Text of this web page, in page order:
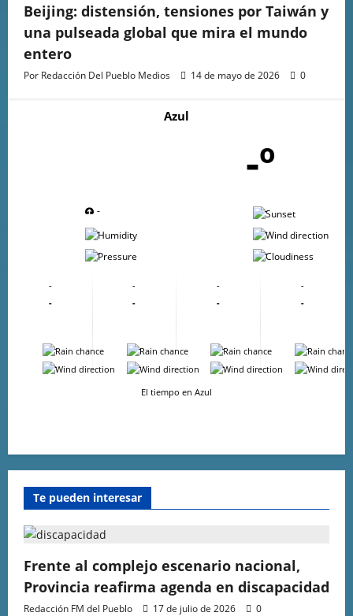
Beijing: distensión, tensiones por Taiwán y
una pulseada global que mira el mundo
entero
Por Redacción Del Pueblo Medios 14 de mayo de 2026 0
Azul
-º
-
-
-
-
-
-
-
-
-
-
-
-
-
-
-
-
-
-
-
-
-
-
El tiempo en Azul
Te pueden interesar
Frente al complejo escenario nacional,
Provincia reafirma agenda en discapacidad
Redacción FM del Pueblo 17 de julio de 2026 0